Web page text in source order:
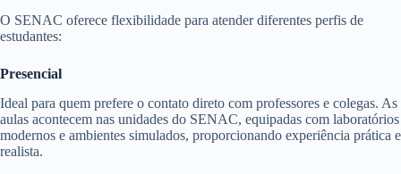
O SENAC oferece flexibilidade para atender diferentes perfis de
estudantes:
Presencial
Ideal para quem prefere o contato direto com professores e colegas. As
aulas acontecem nas unidades do SENAC, equipadas com laboratórios
modernos e ambientes simulados, proporcionando experiência prática e
realista.